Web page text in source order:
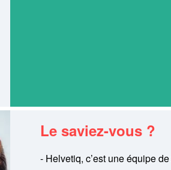
Le saviez-vous ?
- Helvetiq, c’est une équipe de